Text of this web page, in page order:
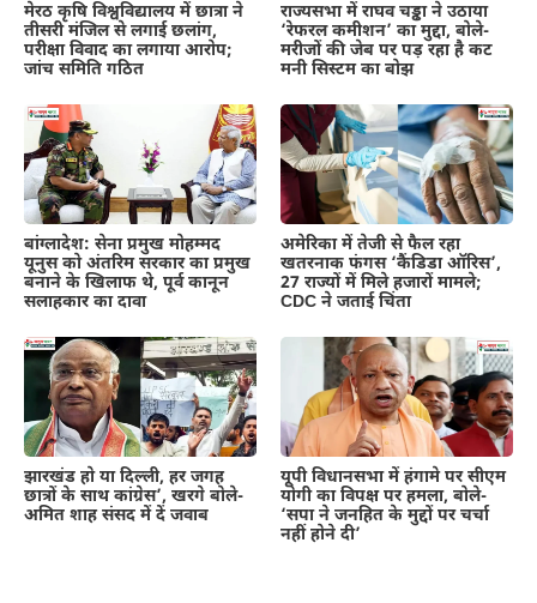
मेरठ कृषि विश्वविद्यालय में छात्रा ने
तीसरी मंजिल से लगाई छलांग,
परीक्षा विवाद का लगाया आरोप;
जांच समिति गठित
राज्यसभा में राघव चड्ढा ने उठाया
‘रेफरल कमीशन’ का मुद्दा, बोले-
मरीजों की जेब पर पड़ रहा है कट
मनी सिस्टम का बोझ
बांग्लादेश: सेना प्रमुख मोहम्मद
यूनुस को अंतरिम सरकार का प्रमुख
बनाने के खिलाफ थे, पूर्व कानून
सलाहकार का दावा
अमेरिका में तेजी से फैल रहा
खतरनाक फंगस ‘कैंडिडा ऑरिस’,
27 राज्यों में मिले हजारों मामले;
CDC ने जताई चिंता
झारखंड हो या दिल्ली, हर जगह
छात्रों के साथ कांग्रेस’, खरगे बोले-
अमित शाह संसद में दें जवाब
यूपी विधानसभा में हंगामे पर सीएम
योगी का विपक्ष पर हमला, बोले-
‘सपा ने जनहित के मुद्दों पर चर्चा
नहीं होने दी’